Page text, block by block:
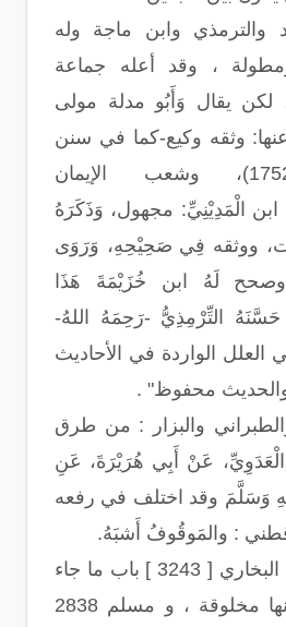
والترمذي وابن ماجة وله
، وقد أعله جماعة
لكن يقال وَأَبُو مدلة مولى
وثقه وكيع-كما في سنن
ابن ماجه(رقم1752)، وشعب الإيمان
وَقَالَ ابن الْمَدِيْنِيِّ: مجهول، وَذَكَرَهُ
ووثقه فِي صَحِيْحِهِ، وَرَوَى
وصحح لَهُ ابن خُزَيْمَةَ هَذَا
حَسَّنَهُ التِّرْمِذِيُّ -رَحِمَهُ اللهُ-
العلل الواردة في الأحاديث
والبزار : من طرق
الْعَدَوِيِّ، عَنْ أَبِي هُرَيْرَةَ، عَنِ
وَسَلَّمَ وقد اختلف في رفعه
: والمَوقُوفُ أَشبَهُ.
[11] - متفق عليه ، البخاري [ 3243 ] باب ما جاء
في صفة الجنة وأنها مخلوقة ، و مسلم 2838